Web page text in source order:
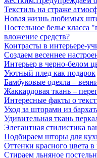
Текстиль на страже
Новая жизнь любимых
Постельное белье
вложение средств?
Контрасты в интерьере-
Создаем весеннее
Интерьер в черно-белом
Уютный плед как подарок
Бамбуковые одеяла –
Жаккардовая ткань –
Интересные факты о
Уход за шторами из
Удивительная ткань
Элегантная стилистика
Подбираем шторы для
Оттенки красного цвета в
Стираем льняное